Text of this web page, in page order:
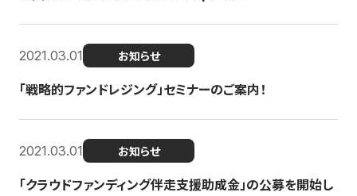
2021.03.01 お知らせ
「戦略的ファンドレジング」セミナーのご案内！
2021.03.01 お知らせ
「クラウドファンディング伴走支援助成金」の公募を開始し